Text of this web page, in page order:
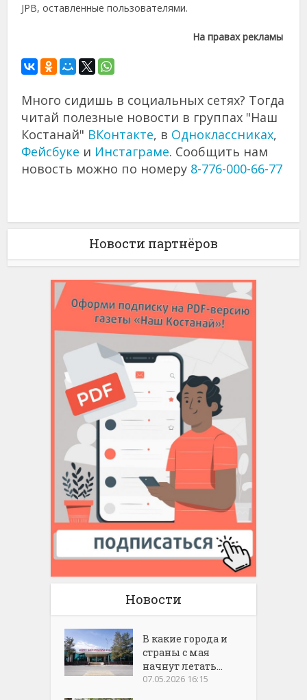
JPB, оставленные пользователями.
На правах рекламы
Много сидишь в социальных сетях? Тогда
читай полезные новости в группах "Наш
Костанай" ВКонтакте, в Одноклассниках,
Фейсбуке и Инстаграме. Сообщить нам
новость можно по номеру 8-776-000-66-77
Новости партнёров
Новости
В какие города и
страны с мая
начнут летать...
07.05.2026 16:15